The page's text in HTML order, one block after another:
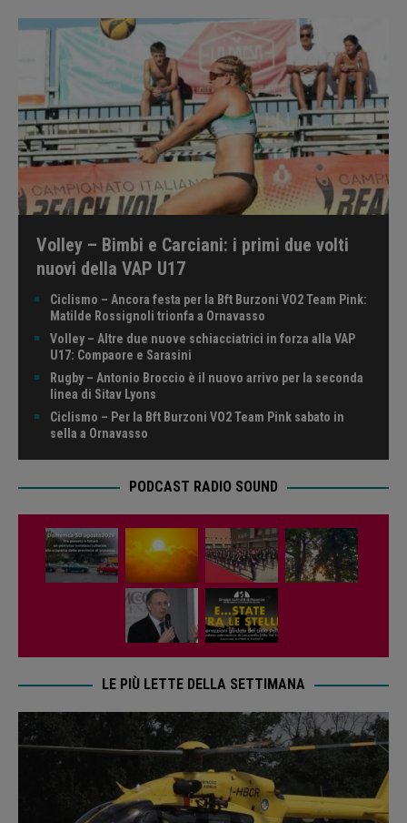
Volley – Bimbi e Carciani: i primi due volti
nuovi della VAP U17
Ciclismo – Ancora festa per la Bft Burzoni VO2 Team Pink:
Matilde Rossignoli trionfa a Ornavasso
Volley – Altre due nuove schiacciatrici in forza alla VAP
U17: Compaore e Sarasini
Rugby – Antonio Broccio è il nuovo arrivo per la seconda
linea di Sitav Lyons
Ciclismo – Per la Bft Burzoni VO2 Team Pink sabato in
sella a Ornavasso
PODCAST RADIO SOUND
LE PIÙ LETTE DELLA SETTIMANA